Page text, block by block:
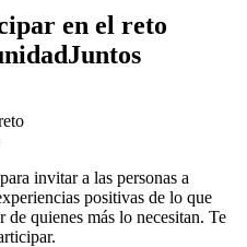
en el reto
invitar a las personas a
positivas de lo que
de quienes más lo necesitan. Te